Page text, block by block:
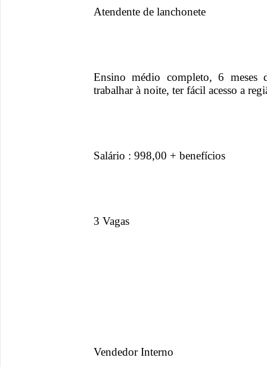
Atendente de lanchonete
Ensino médio completo, 6 meses
trabalhar à noite, ter fácil acesso a
Salário : 998,00 + benefícios
3 Vagas
Vendedor Interno